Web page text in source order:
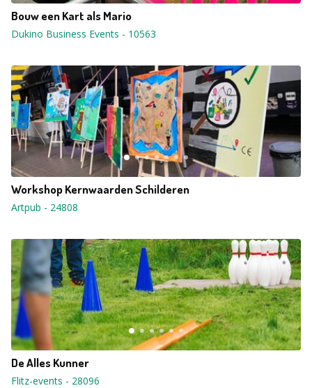
Bouw een Kart als Mario
Dukino Business Events - 10563
Workshop Kernwaarden Schilderen
Artpub - 24808
De Alles Kunner
Flitz-events - 28096